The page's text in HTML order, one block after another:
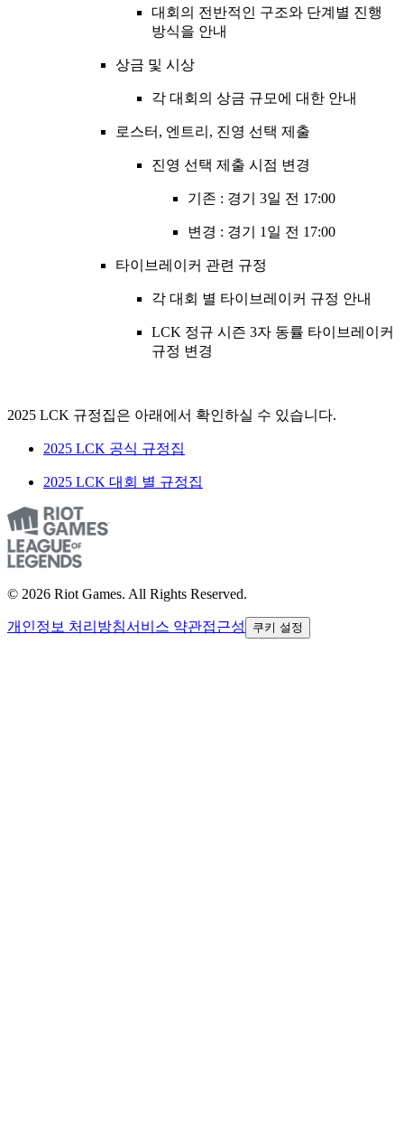
대회의 전반적인 구조와 단계별 진행
방식을 안내
상금 및 시상
각 대회의 상금 규모에 대한 안내
로스터, 엔트리, 진영 선택 제출
진영 선택 제출 시점 변경
기존 : 경기 3일 전 17:00
변경 : 경기 1일 전 17:00
타이브레이커 관련 규정
각 대회 별 타이브레이커 규정 안내
LCK 정규 시즌 3자 동률 타이브레이커
규정 변경
2025 LCK 규정집은 아래에서 확인하실 수 있습니다.
2025 LCK 공식 규정집
2025 LCK 대회 별 규정집
© 2026 Riot Games. All Rights Reserved.
개인정보 처리방침서비스 약관접근성 쿠키 설정